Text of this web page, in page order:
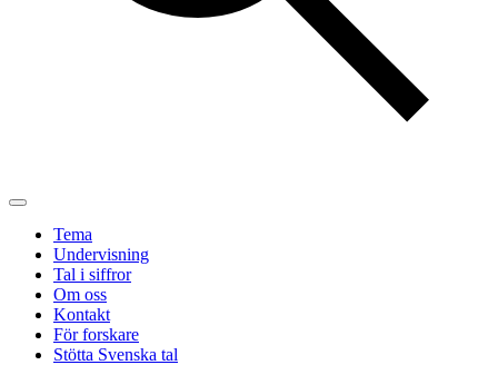
Tema
Undervisning
Tal i siffror
Om oss
Kontakt
För forskare
Stötta Svenska tal